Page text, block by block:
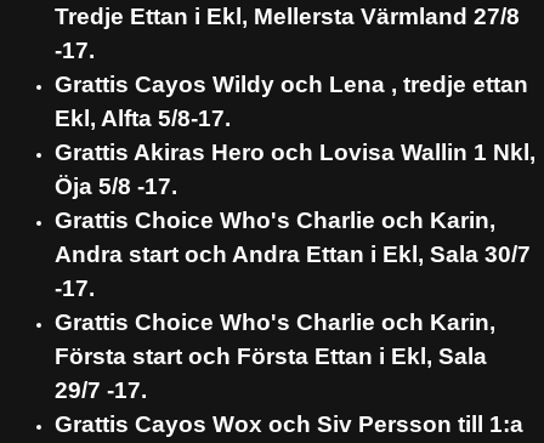
Tredje Ettan i Ekl, Mellersta Värmland 27/8
-17.
Grattis Cayos Wildy och Lena , tredje ettan
Ekl, Alfta 5/8-17.
Grattis Akiras Hero och Lovisa Wallin 1 Nkl,
Öja 5/8 -17.
Grattis Choice Who's Charlie och Karin,
Andra start och Andra Ettan i Ekl, Sala 30/7
-17.
Grattis Choice Who's Charlie och Karin,
Första start och Första Ettan i Ekl, Sala
29/7 -17.
Grattis Cayos Wox och Siv Persson till 1:a